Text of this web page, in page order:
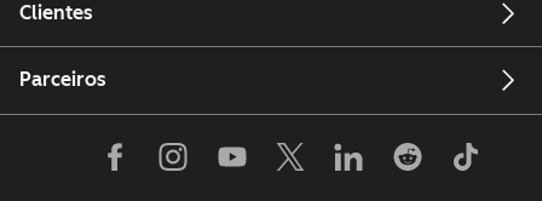
Clientes
Parceiros